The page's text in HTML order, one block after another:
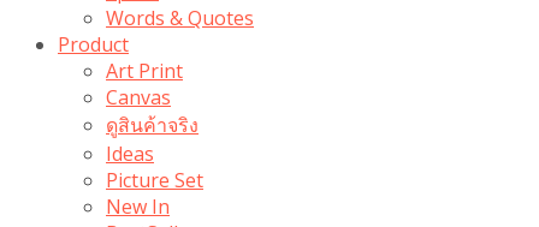
Words & Quotes
Product
Art Print
Canvas
ดูสินค้าจริง
Ideas
Picture Set
New In